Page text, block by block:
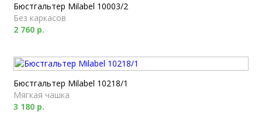
Бюстгальтер Milabel 10003/2
Без каркасов
2 760 р.
Бюстгальтер Milabel 10218/1
Мягкая чашка
3 180 р.